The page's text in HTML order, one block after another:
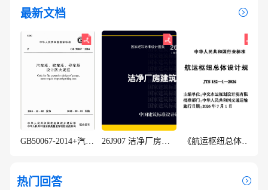
最新文档
GB50067-2014+汽车库、修车库、停车场设计防火规范 26J907 洁净厂房建筑构造 《航运枢纽总体设计规范》 (JTS 182-1-2026)
热门回答